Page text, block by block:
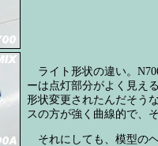
ライト形状の違い。
ーは点灯部分がよく見え
形状変更されたんだそう
スの方が強く曲線的で、
それにしても、模型の